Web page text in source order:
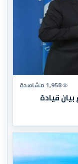
1,958 مشاهدة
قيادة